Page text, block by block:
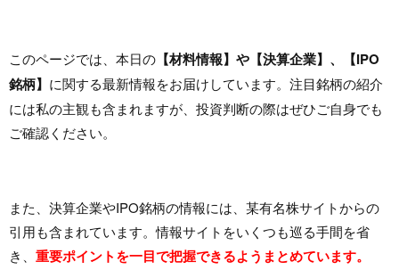
このページでは、本日の 【材料情報】や【決算企業】、【IPO
銘柄】 に関する最新情報をお届けしています。注目銘柄の紹介
には私の主観も含まれますが、投資判断の際はぜひご自身でも
ご確認ください。
また、決算企業やIPO銘柄の情報には、某有名株サイトからの
引用も含まれています。情報サイトをいくつも巡る手間を省
き、 重要ポイントを一目で把握できるようまとめています。